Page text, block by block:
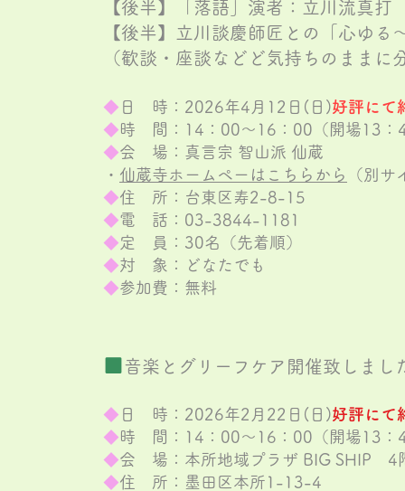
【後半】「落語」演者：立川流真
【後半】立川談慶師匠との「心ゆる
（歓談・座談などど気持ちのままに
◆ 日 時：2026年4月12日(日)好評にて
◆時 間：14：00～16：00（開場13：
◆会 場：真言宗 智山派 仙蔵
・ 仙蔵寺ホームペー はこちらから
（別
◆住 所：台東区寿2-8-15
◆電 話：03-3844-1181
◆定 員：30名（先着順）
◆対 象：どなたでも
◆参加費：無料
音楽とグリーフケア開催致しまし
◆ 日 時：2026年2 月22 日(日)好評にて
◆時 間：14：00～16：00（開場13：
◆会 場：本所地域プラザ BIG SHIP 4
◆住 所：墨田区本所1-13-4